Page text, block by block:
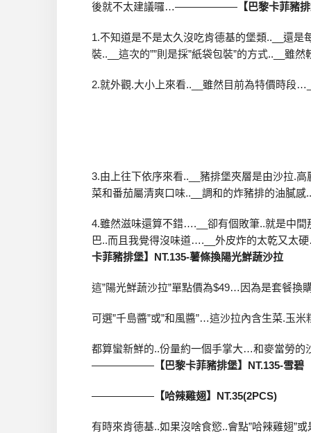
後就不太建議囉…—————— 【巴黎卡菲豬
1.不知道是不是太久沒吃肯德基的堡類..__還是
裝..__這次的””則是採”紙袋包裝”的方式..__雖
2.就外觀.大小上來看..__雖然目前為特價時段
3.由上往下依序來看..__豬排堡夾層是由沙拉.
菜和番茄屬清爽口味..__調和的炸豬排的油膩
4.雖然滋味還算不錯….__卻有個敗筆..就是中
巴..而且我覺得沒味道….__外皮炸的太乾又
卡菲豬排堡】NT.135-薯條換陽光鮮蔬沙拉
這”陽光鮮蔬沙拉”單點價為$49…因為是套餐換
可選”千島醬”或”和風醬”…這沙拉內含生菜.玉
都算蠻新鮮的..份量約一個手掌大…和麥當勞
—————— 【巴黎卡菲豬排堡】NT.135-雪碧
—————— 【哈辣雞翅】NT.35(2PCS)
有時來肯德基..如果沒啥食慾..會點”哈辣雞翅”